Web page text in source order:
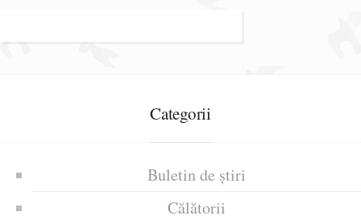
Categorii
Buletin de știri
Călătorii